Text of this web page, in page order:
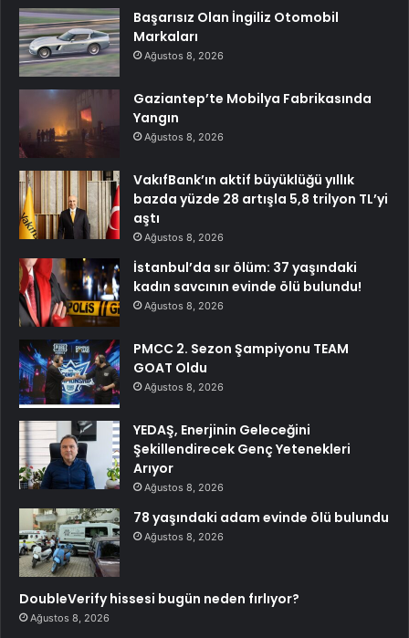
Başarısız Olan İngiliz Otomobil
Markaları
Ağustos 8, 2026
Gaziantep’te Mobilya Fabrikasında
Yangın
Ağustos 8, 2026
VakıfBank’ın aktif büyüklüğü yıllık
bazda yüzde 28 artışla 5,8 trilyon TL’yi
aştı
Ağustos 8, 2026
İstanbul’da sır ölüm: 37 yaşındaki
kadın savcının evinde ölü bulundu!
Ağustos 8, 2026
PMCC 2. Sezon Şampiyonu TEAM
GOAT Oldu
Ağustos 8, 2026
YEDAŞ, Enerjinin Geleceğini
Şekillendirecek Genç Yetenekleri
Arıyor
Ağustos 8, 2026
78 yaşındaki adam evinde ölü bulundu
Ağustos 8, 2026
DoubleVerify hissesi bugün neden fırlıyor?
Ağustos 8, 2026